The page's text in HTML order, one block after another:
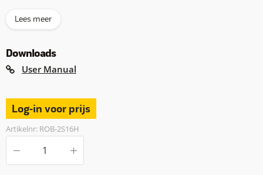
Lees meer
Downloads
User Manual
Log-in voor prijs
Artikelnr: ROB-2S16H